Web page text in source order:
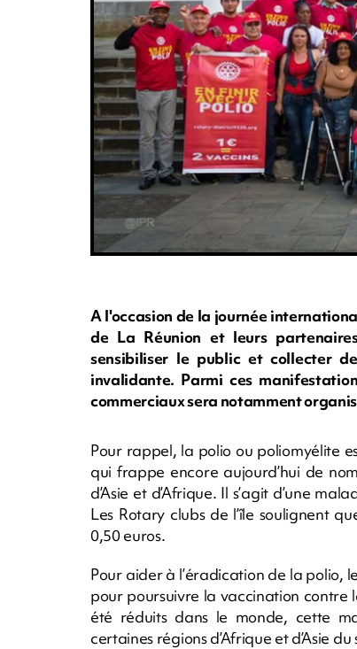
A l'occasion de la journée
de La Réunion et leurs
sensibiliser le public et collecter
invalidante. Parmi ces
commerciaux sera notamment
Pour rappel, la polio ou poliomyélite
qui frappe encore aujourd’hui de
d’Asie et d’Afrique. Il s’agit d’une
Les Rotary clubs de l’île soulignent
0,50 euros.
Pour aider à l’éradication de la polio,
pour poursuivre la vaccination contre
été réduits dans le monde, cette
certaines régions d’Afrique et d’Asie du